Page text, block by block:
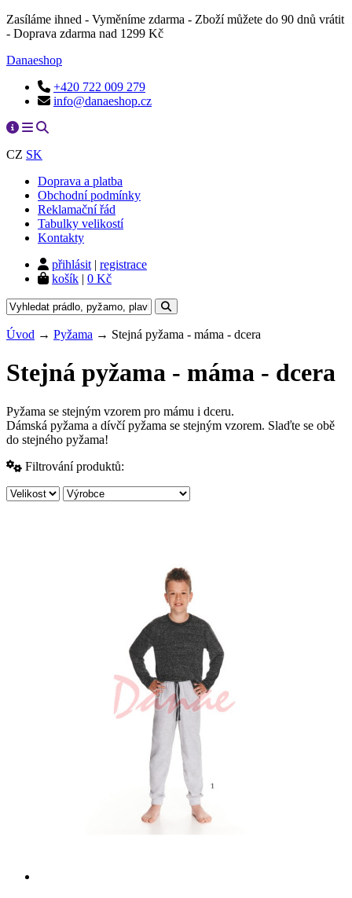
Zasíláme ihned - Vyměníme zdarma - Zboží můžete do 90 dnů vrátit
- Doprava zdarma nad 1299 Kč
Danaeshop
+420 722 009 279
info@danaeshop.cz
CZ SK
Doprava a platba
Obchodní podmínky
Reklamační řád
Tabulky velikostí
Kontakty
přihlásit | registrace
košík | 0 Kč
Úvod → Pyžama → Stejná pyžama - máma - dcera
Stejná pyžama - máma - dcera
Pyžama se stejným vzorem pro mámu i dceru.
Dámská pyžama a dívčí pyžama se stejným vzorem. Slaďte se obě
do stejného pyžama!
Filtrování produktů: